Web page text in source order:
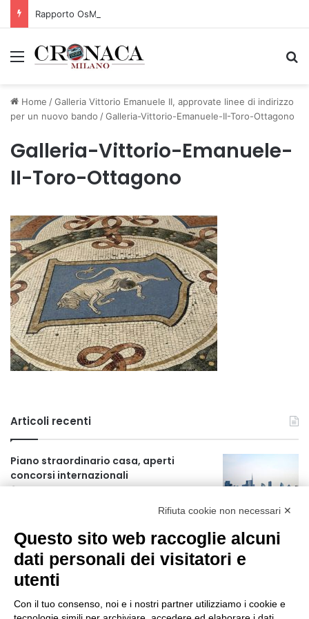
Rapporto OsMed 2025 sull’uso dei farmaci in Italia
Menu
Home /Galleria Vittorio Emanuele II, approvate linee di indirizzo
per un nuovo bando /Galleria-Vittorio-Emanuele-II-Toro-Ottagono
Galleria-Vittorio-Emanuele-
II-Toro-Ottagono
Articoli recenti
Piano straordinario casa, aperti
concorsi internazionali
farmaci in Italia
16 ore fa
Un nuovo modello di IA stima il volume
dei ghiacciai del pianeta
17 ore fa
Rifiuta cookie non necessari ✕
Questo sito web raccoglie alcuni
dati personali dei visitatori e
utenti
Con il tuo consenso, noi e i nostri partner utilizziamo i cookie e